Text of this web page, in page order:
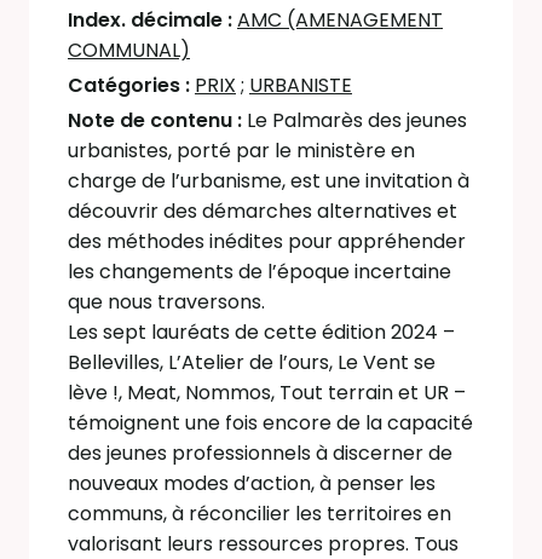
Index. décimale :AMC (AMENAGEMENT
COMMUNAL)
Catégories : PRIX ; URBANISTE
Note de contenu : Le Palmarès des jeunes
urbanistes, porté par le ministère en
charge de l’urbanisme, est une invitation à
découvrir des démarches alternatives et
des méthodes inédites pour appréhender
les changements de l’époque incertaine
que nous traversons.
Les sept lauréats de cette édition 2024 –
Bellevilles, L’Atelier de l’ours, Le Vent se
lève !, Meat, Nommos, Tout terrain et UR –
témoignent une fois encore de la capacité
des jeunes professionnels à discerner de
nouveaux modes d’action, à penser les
communs, à réconcilier les territoires en
valorisant leurs ressources propres. Tous